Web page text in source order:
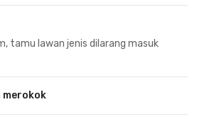
tamu lawan jenis dilarang masuk
merokok